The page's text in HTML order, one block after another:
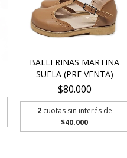
BALLERINAS MARTINA
SUELA (PRE VENTA)
$80.000
2 cuotas sin interés de
$40.000